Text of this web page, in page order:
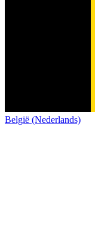
België (Nederlands)